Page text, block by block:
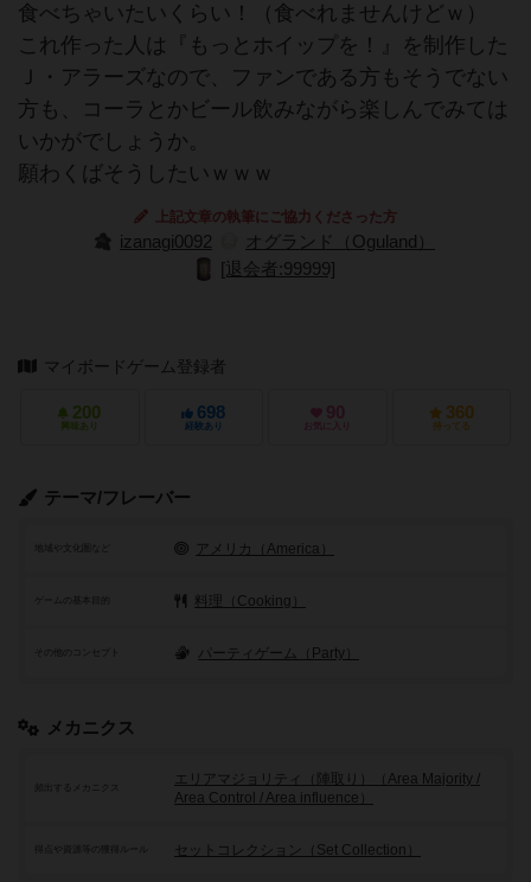
食べちゃいたいくらい！（食べれませんけどｗ）
これ作った人は『もっとホイップを！』を制作した
Ｊ・アラーズなので、ファンである方もそうでない
方も、コーラとかビール飲みながら楽しんでみては
いかがでしょうか。
願わくばそうしたいｗｗｗ
上記文章の執筆にご協力くださった方
izanagi0092
オグランド（Oguland）
[退会者:99999]
マイボードゲーム登録者
200
興味あり
698
経験あり
90
お気に入り
360
持ってる
テーマ/フレーバー
地域や文化圏など アメリカ（America）
料理（Cooking）
その他のコンセプト パーティゲーム（Party）
メカニクス
頻出するメカニクス
エリアマジョリティ（陣取り）（Area Majority /
Area Control / Area influence）
得点や資源等の獲得ルール セットコレクション（Set Collection）